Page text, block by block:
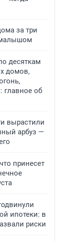
за три
десяткам
домов,
главное об
вырастили
арбуз —
принесет
ипотеки: в
риски